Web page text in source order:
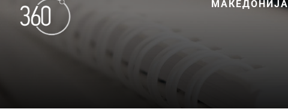
МАКЕДОНИЈА